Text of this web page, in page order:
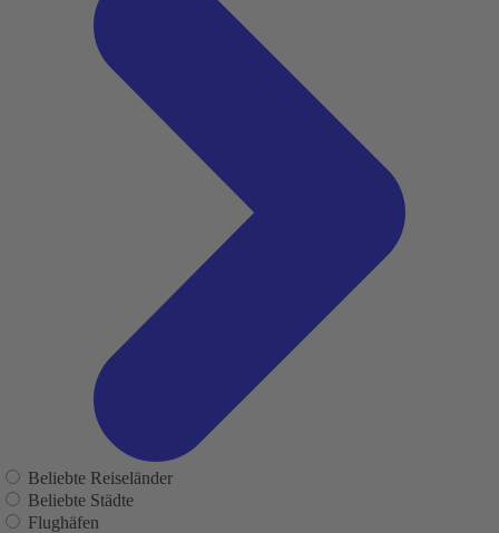
Beliebte Reiseländer
Beliebte Städte
Flughäfen